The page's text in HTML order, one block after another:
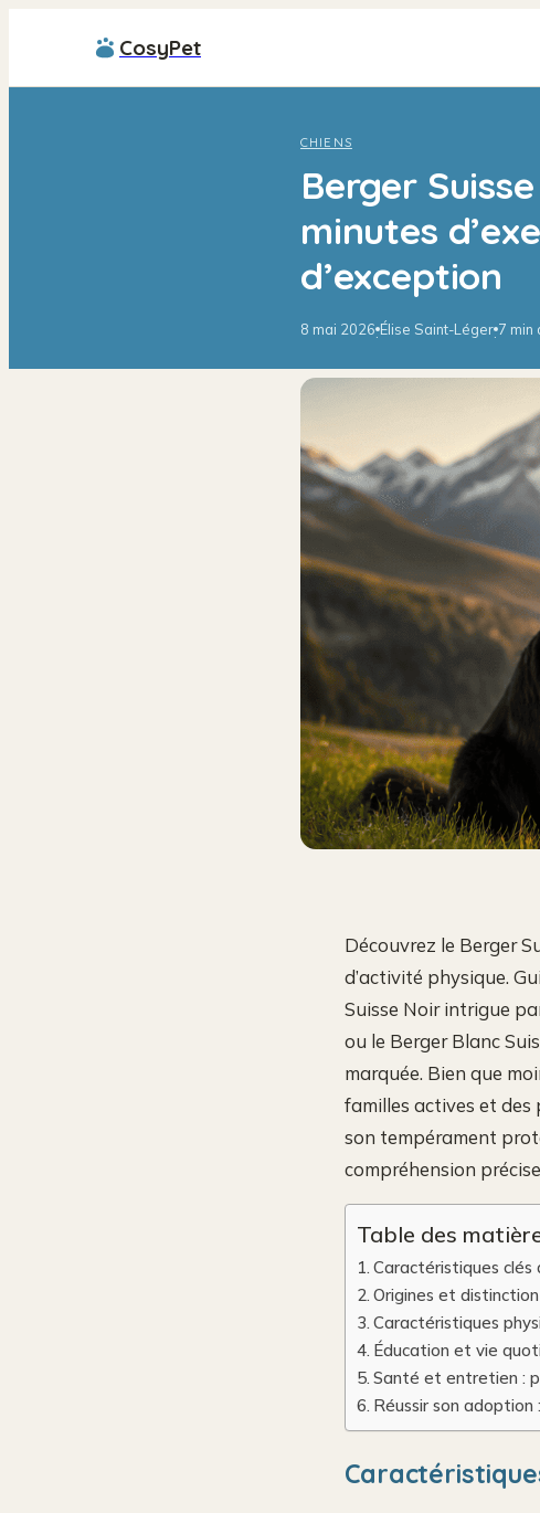
CosyPet
CHIENS
Berger
minutes
d’exception
8 mai 2026·Élise Saint-Léger·7 min
Découvrez le Berger
d’activité physique.
Suisse Noir intrigue
ou le Berger Blanc
marquée. Bien que
familles actives et des
son tempérament
compréhension
Table des
Caractéristiques clés
Origines et distinction
Caractéristiques
Éducation et vie
Santé et entretien :
Réussir son